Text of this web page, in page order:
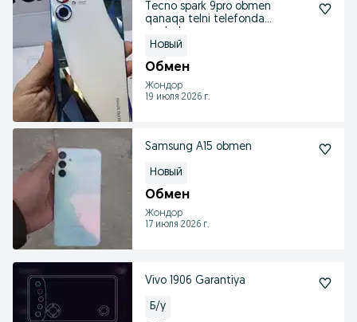
Tecno spark 9pro obmen
qanaqa telni telefonda
Новый
Обмен
Жондор
19 июля 2026 г.
Samsung A15 obmen
Новый
Обмен
Жондор
17 июля 2026 г.
Vivo 1906 Garantiya
Б/у